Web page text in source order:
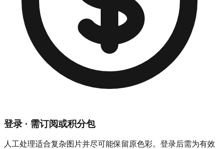
登录 · 需订阅或积分包
人工处理适合复杂图片并尽可能保留原色彩。登录后需为有效